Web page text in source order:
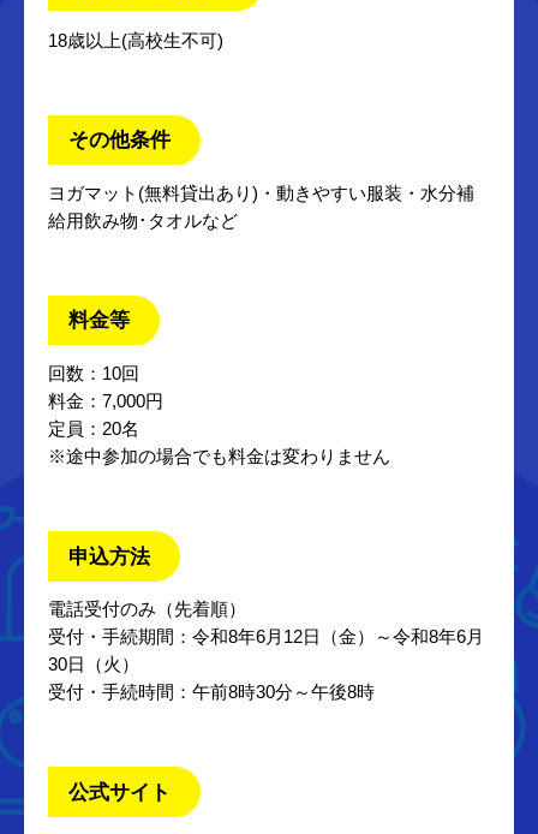
18歳以上(高校生不可)
その他条件
ヨガマット(無料貸出あり)・動きやすい服装・水分補
給用飲み物･タオルなど
料金等
回数：10回
料金：7,000円
定員：20名
※途中参加の場合でも料金は変わりません
申込方法
電話受付のみ（先着順）
受付・手続期間：令和8年6月12日（金）～令和8年6月
30日（火）
受付・手続時間：午前8時30分～午後8時
公式サイト